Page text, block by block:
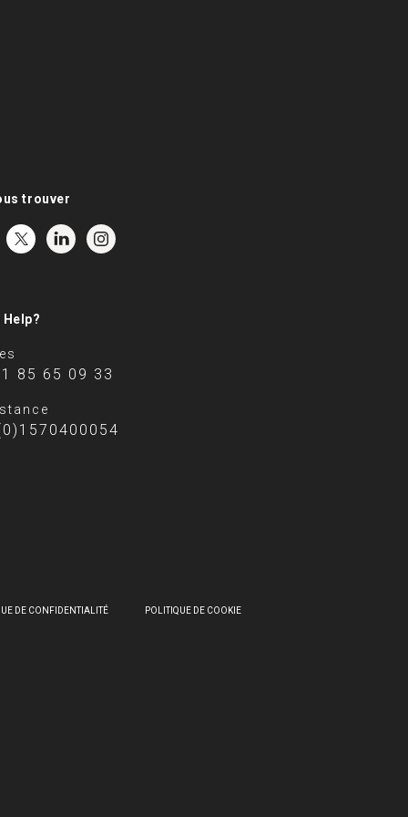
trouver
Help?
85 65 09 33
DE CONFIDENTIALITÉ POLITIQUE DE COOKIE